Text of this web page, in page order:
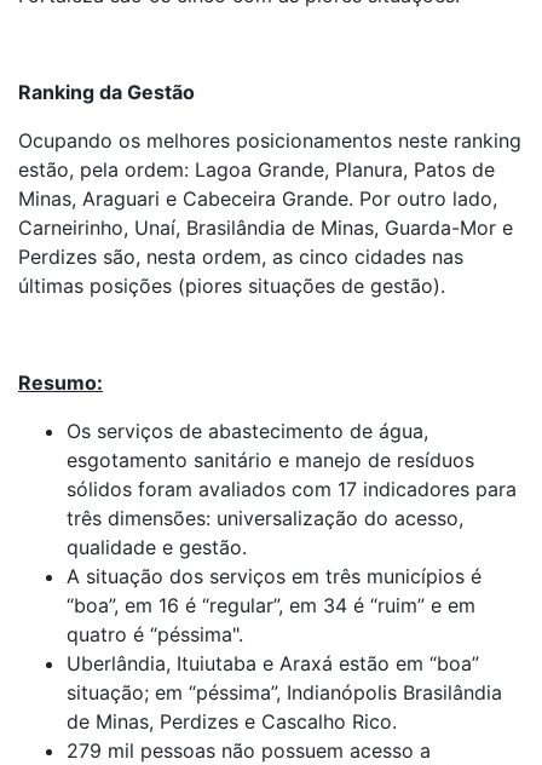
Ranking da Gestão
Ocupando os melhores posicionamentos neste ranking
estão, pela ordem: Lagoa Grande, Planura, Patos de
Minas, Araguari e Cabeceira Grande. Por outro lado,
Carneirinho, Unaí, Brasilândia de Minas, Guarda-Mor e
Perdizes são, nesta ordem, as cinco cidades nas
últimas posições (piores situações de gestão).
Resumo:
Os serviços de abastecimento de água,
esgotamento sanitário e manejo de resíduos
sólidos foram avaliados com 17 indicadores para
três dimensões: universalização do acesso,
qualidade e gestão.
A situação dos serviços em três municípios é
“boa”, em 16 é “regular”, em 34 é “ruim” e em
quatro é “péssima".
Uberlândia, Ituiutaba e Araxá estão em “boa”
situação; em “péssima”, Indianópolis Brasilândia
de Minas, Perdizes e Cascalho Rico.
279 mil pessoas não possuem acesso a